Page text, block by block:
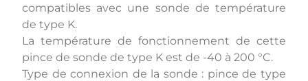
compatibles avec une sonde de température
de type K.
La température de fonctionnement de cette
pince de sonde de type K est de -40 à 200 °C.
Type de connexion de la sonde : pince de type